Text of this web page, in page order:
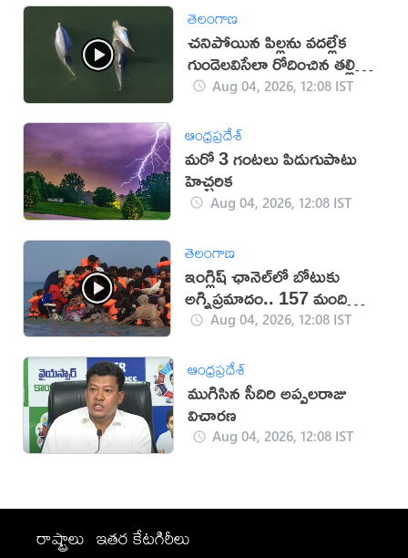
తెలంగాణ
చనిపోయిన పిల్లను వదల్లేక
గుండెలవిసేలా రోదించిన తల్లి
డాల్ఫిన్ (వీడియో)
Aug 04, 2026, 12:08 IST
ఆంధ్రప్రదేశ్
మరో 3 గంటలు పిడుగుపాటు
హెచ్చరిక
Aug 04, 2026, 12:08 IST
తెలంగాణ
ఇంగ్లిష్ ఛానెల్‌లో బోటుకు
అగ్నిప్రమాదం.. 157 మంది
సురక్షితం
Aug 04, 2026, 12:08 IST
ఆంధ్రప్రదేశ్
ముగిసిన సీదిరి అప్పలరాజు
విచారణ
Aug 04, 2026, 12:08 IST
రాష్ట్రాలు ఇతర కేటగిరీలు